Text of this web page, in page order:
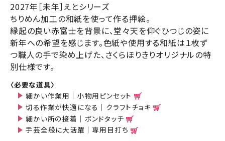
2027年［未年］えとシリーズ
ちりめん加工の和紙を使って作る押絵。
縁起の良い赤富士を背景に、堂々天を仰ぐひつじの姿に
新年への希望を感じます。色紙や使用する和紙は１枚ず
つ職人の手で染め上げた、さくらほりきりオリジナルの特
別仕様です。
〈必要な道具〉
細かい作業用｜小物用ピンセット
切る作業が快適になる｜クラフトチョキ
細かい所の接着｜ボンドタッチ
手芸全般に大活躍｜専用目打ち